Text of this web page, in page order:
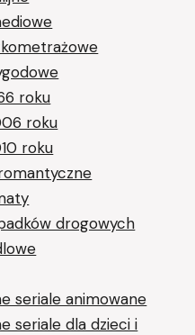
roku
roku
roku
drogowych
seriale animowane
seriale dla dzieci i